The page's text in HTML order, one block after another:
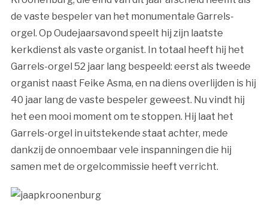
de vaste bespeler van het monumentale Garrels-
orgel. Op Oudejaarsavond speelt hij zijn laatste
kerkdienst als vaste organist. In totaal heeft hij het
Garrels-orgel 52 jaar lang bespeeld: eerst als tweede
organist naast Feike Asma, en na diens overlijden is hij
40 jaar lang de vaste bespeler geweest. Nu vindt hij
het een mooi moment om te stoppen. Hij laat het
Garrels-orgel in uitstekende staat achter, mede
dankzij de onnoembaar vele inspanningen die hij
samen met de orgelcommissie heeft verricht.